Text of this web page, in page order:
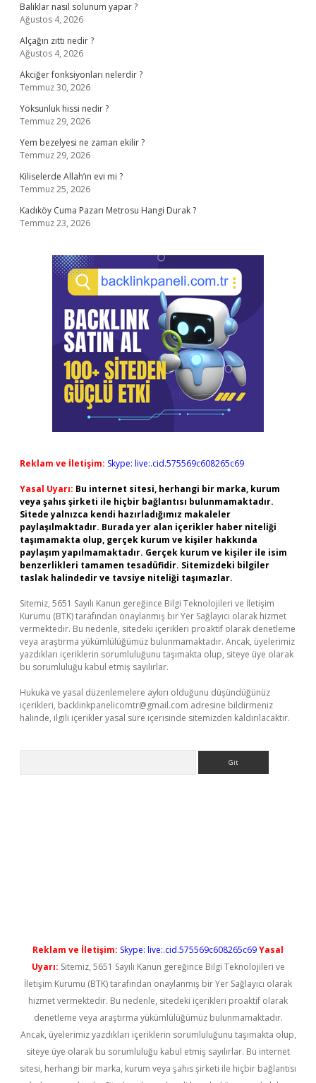
Balıklar nasıl solunum yapar ?
Ağustos 4, 2026
Alçağın zıttı nedir ?
Ağustos 4, 2026
Akciğer fonksiyonları nelerdir ?
Temmuz 30, 2026
Yoksunluk hissi nedir ?
Temmuz 29, 2026
Yem bezelyesi ne zaman ekilir ?
Temmuz 29, 2026
Kiliselerde Allah’ın evi mi ?
Temmuz 25, 2026
Kadıköy Cuma Pazarı Metrosu Hangi Durak ?
Temmuz 23, 2026
Reklam ve İletişim: Skype: live:.cid.575569c608265c69
Yasal Uyarı: Bu internet sitesi, herhangi bir marka, kurum
veya şahıs şirketi ile hiçbir bağlantısı bulunmamaktadır.
Sitede yalnızca kendi hazırladığımız makaleler
paylaşılmaktadır. Burada yer alan içerikler haber niteliği
taşımamakta olup, gerçek kurum ve kişiler hakkında
paylaşım yapılmamaktadır. Gerçek kurum ve kişiler ile isim
benzerlikleri tamamen tesadüfidir. Sitemizdeki bilgiler
taslak halindedir ve tavsiye niteliği taşımazlar.
Sitemiz, 5651 Sayılı Kanun gereğince Bilgi Teknolojileri ve İletişim
Kurumu (BTK) tarafından onaylanmış bir Yer Sağlayıcı olarak hizmet
vermektedir. Bu nedenle, sitedeki içerikleri proaktif olarak denetleme
veya araştırma yükümlülüğümüz bulunmamaktadır. Ancak, üyelerimiz
yazdıkları içeriklerin sorumluluğunu taşımakta olup, siteye üye olarak
bu sorumluluğu kabul etmiş sayılırlar.
Hukuka ve yasal düzenlemelere aykırı olduğunu düşündüğünüz
içerikleri, backlinkpanelicomtr@gmail.com adresine bildirmeniz
halinde, ilgili içerikler yasal süre içerisinde sitemizden kaldırılacaktır.
Reklam ve İletişim: Skype: live:.cid.575569c608265c69Yasal
Uyarı: Sitemiz, 5651 Sayılı Kanun gereğince Bilgi Teknolojileri ve
İletişim Kurumu (BTK) tarafından onaylanmış bir Yer Sağlayıcı olarak
hizmet vermektedir. Bu nedenle, sitedeki içerikleri proaktif olarak
denetleme veya araştırma yükümlülüğümüz bulunmamaktadır.
Ancak, üyelerimiz yazdıkları içeriklerin sorumluluğunu taşımakta olup,
siteye üye olarak bu sorumluluğu kabul etmiş sayılırlar. Bu internet
sitesi, herhangi bir marka, kurum veya şahıs şirketi ile hiçbir bağlantısı